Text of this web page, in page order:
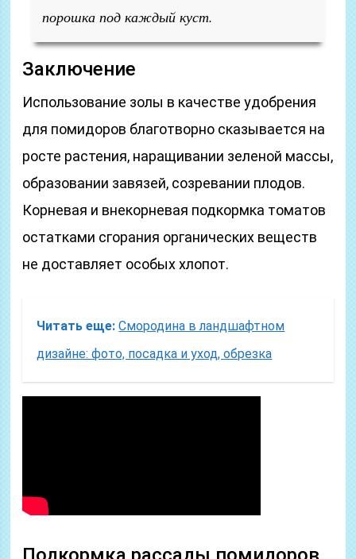
порошка под каждый куст.
Заключение
Использование золы в качестве удобрения
для помидоров благотворно сказывается на
росте растения, наращивании зеленой массы,
образовании завязей, созревании плодов.
Корневая и внекорневая подкормка томатов
остатками сгорания органических веществ
не доставляет особых хлопот.
Читать еще: Смородина в ландшафтном
дизайне: фото, посадка и уход, обрезка